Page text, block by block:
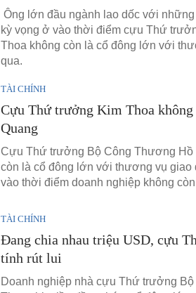
Ông lớn đầu ngành lao dốc với
kỳ vọng ở vào thời điểm cựu Thứ
Thoa không còn là cổ đông lớn với
qua.
TÀI CHÍNH
Cựu Thứ trưởng Kim Thoa
Quang
Cựu Thứ trưởng Bộ Công Thương Hồ
còn là cổ đông lớn với thương vụ
vào thời điểm doanh nghiệp không
TÀI CHÍNH
Đang chia nhau triệu USD, cựu
tính rút lui
Doanh nghiệp nhà cựu Thứ trưởng